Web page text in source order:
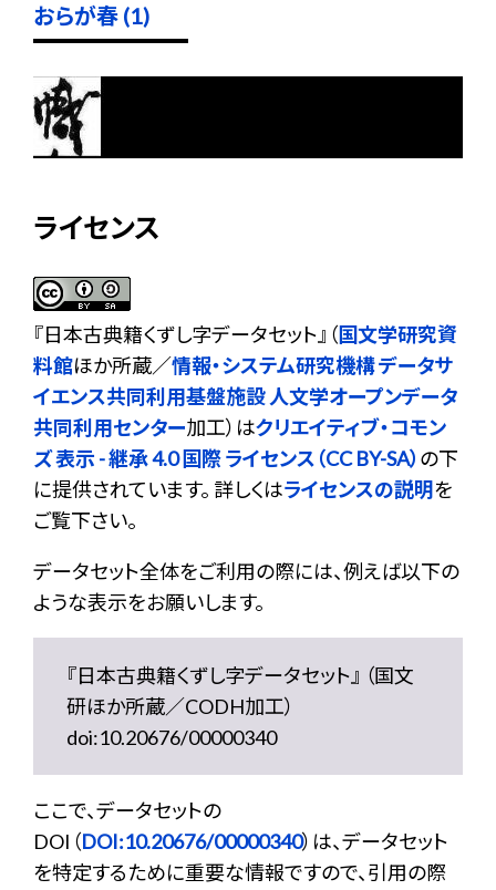
おらが春 (1)
ライセンス
『日本古典籍くずし字データセット 』（国文学研究資
料館ほか所蔵／情報・システム研究機構 データサ
イエンス共同利用基盤施設 人文学オープンデータ
共同利用センター加工）はクリエイティブ・コモン
ズ 表示 - 継承 4.0 国際 ライセンス（CC BY-SA） の下
に提供されています。 詳しくはライセンスの説明を
ご覧下さい。
データセット全体をご利用の際には、例えば以下の
ような表示をお願いします。
『日本古典籍くずし字データセット』 （国文
研ほか所蔵／CODH加工）
doi:10.20676/00000340
ここで、データセットの
DOI（DOI:10.20676/00000340）は、データセット
を特定するために重要な情報ですので、引用の際